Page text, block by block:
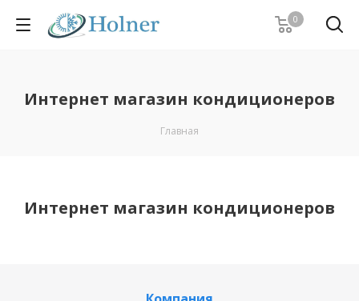
0
Интернет магазин кондиционеров
Главная
Интернет магазин кондиционеров